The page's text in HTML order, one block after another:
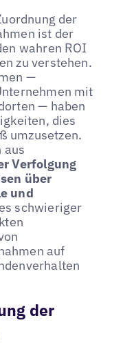
der
ist der
wahren ROI
zu verstehen.
—
mit
— haben
dies
umzusetzen.
aus
Verfolgung
über
und
schwieriger
auf
der